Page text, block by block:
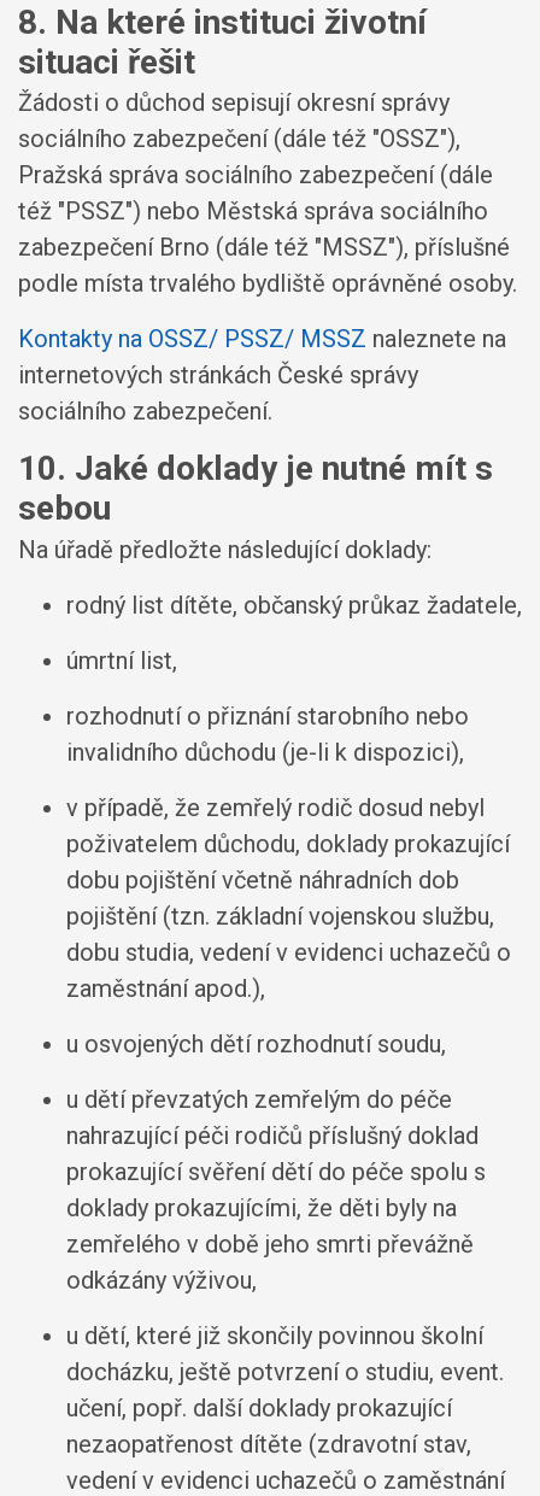
8. Na které instituci životní
situaci řešit
Žádosti o důchod sepisují okresní správy
sociálního zabezpečení (dále též "OSSZ"),
Pražská správa sociálního zabezpečení (dále
též "PSSZ") nebo Městská správa sociálního
zabezpečení Brno (dále též "MSSZ"), příslušné
podle místa trvalého bydliště oprávněné osoby.
Kontakty na OSSZ/ PSSZ/ MSSZ naleznete na
internetových stránkách České správy
sociálního zabezpečení.
10. Jaké doklady je nutné mít s
sebou
Na úřadě předložte následující doklady:
rodný list dítěte, občanský průkaz žadatele,
úmrtní list,
rozhodnutí o přiznání starobního nebo
invalidního důchodu (je-li k dispozici),
v případě, že zemřelý rodič dosud nebyl
poživatelem důchodu, doklady prokazující
dobu pojištění včetně náhradních dob
pojištění (tzn. základní vojenskou službu,
dobu studia, vedení v evidenci uchazečů o
zaměstnání apod.),
u osvojených dětí rozhodnutí soudu,
u dětí převzatých zemřelým do péče
nahrazující péči rodičů příslušný doklad
prokazující svěření dětí do péče spolu s
doklady prokazujícími, že děti byly na
zemřelého v době jeho smrti převážně
odkázány výživou,
u dětí, které již skončily povinnou školní
docházku, ještě potvrzení o studiu, event.
učení, popř. další doklady prokazující
nezaopatřenost dítěte (zdravotní stav,
vedení v evidenci uchazečů o zaměstnání